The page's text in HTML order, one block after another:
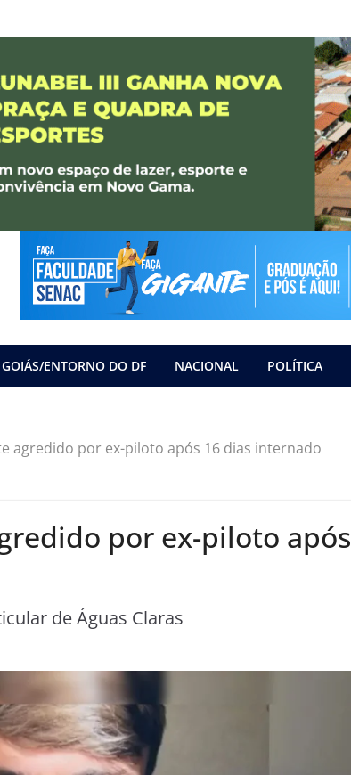
GOIÁS/ENTORNO DO DF NACIONAL POLÍTICA
agredido por ex-piloto após 16 dias internado
por ex-piloto após
de Águas Claras